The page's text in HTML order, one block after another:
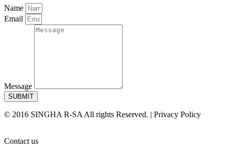
Name
Email
Message
SUBMIT
© 2016 SINGHA R-SA All rights Reserved. | Privacy Policy
Contact us